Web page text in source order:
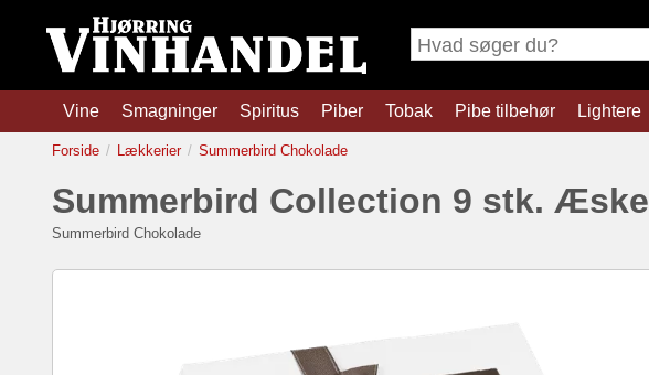
Vine Smagninger Spiritus Piber Tobak Pibe tilbehør Lightere
Forside Lækkerier Summerbird Chokolade
Summerbird Collection 9 stk. Æske
Summerbird Chokolade